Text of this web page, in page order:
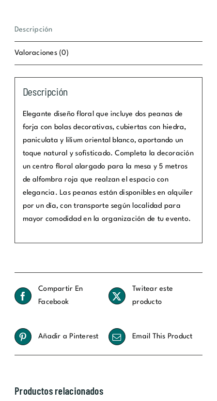
Descripción
Valoraciones (0)
Descripción
Elegante diseño floral que incluye dos peanas de
forja con bolas decorativas, cubiertas con hiedra,
paniculata y lilium oriental blanco, aportando un
toque natural y sofisticado. Completa la decoración
un centro floral alargado para la mesa y 5 metros
de alfombra roja que realzan el espacio con
elegancia. Las peanas están disponibles en alquiler
por un día, con transporte según localidad para
mayor comodidad en la organización de tu evento.
Compartir En
Facebook
Twitear este
producto
Añadir a Pinterest Email This Product
Productos relacionados